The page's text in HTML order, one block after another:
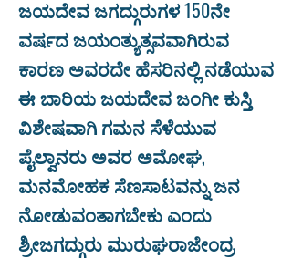
ಜಯದೇವ ಜಗದ್ಗುರುಗಳ 150ನೇ
ವರ್ಷದ ಜಯಂತ್ಯುತ್ಸವವಾಗಿರುವ
ಕಾರಣ ಅವರದೇ ಹೆಸರಿನಲ್ಲಿ ನಡೆಯುವ
ಈ ಬಾರಿಯ ಜಯದೇವ ಜಂಗೀ ಕುಸ್ತಿ
ವಿಶೇಷವಾಗಿ ಗಮನ ಸೆಳೆಯುವ
ಪೈಲ್ವಾನರು ಅವರ ಅಮೋಘ,
ಮನಮೋಹಕ ಸೆಣಸಾಟವನ್ನು ಜನ
ನೋಡುವಂತಾಗಬೇಕು ಎಂದು
ಶ್ರೀಜಗದ್ಗುರು ಮುರುಘರಾಜೇಂದ್ರ